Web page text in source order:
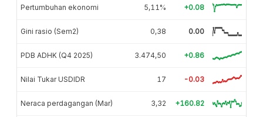
Pertumbuhan ekonomi 5,11% +0.08
Gini rasio (Sem2) 0,38 0.00
PDB ADHK (Q4 2025) 3.474,50 +0.86
Nilai Tukar USDIDR 17 -0.03
Neraca perdagangan (Mar) 3,32 +160.82